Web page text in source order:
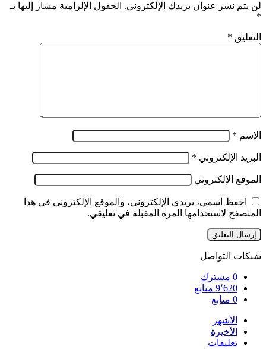
لن يتم نشر عنوان بريدك الإلكتروني. الحقول الإلزامية مشار إليها بـ
*
التعليق *
الاسم *
البريد الإلكتروني *
الموقع الإلكتروني
احفظ اسمي، بريدي الإلكتروني، والموقع الإلكتروني في هذا
المتصفح لاستخدامها المرة المقبلة في تعليقي.
شبكات التواصل
0 مشترك
9٬620 متابع
0 متابع
الأشهر
الأخيرة
تعليقات